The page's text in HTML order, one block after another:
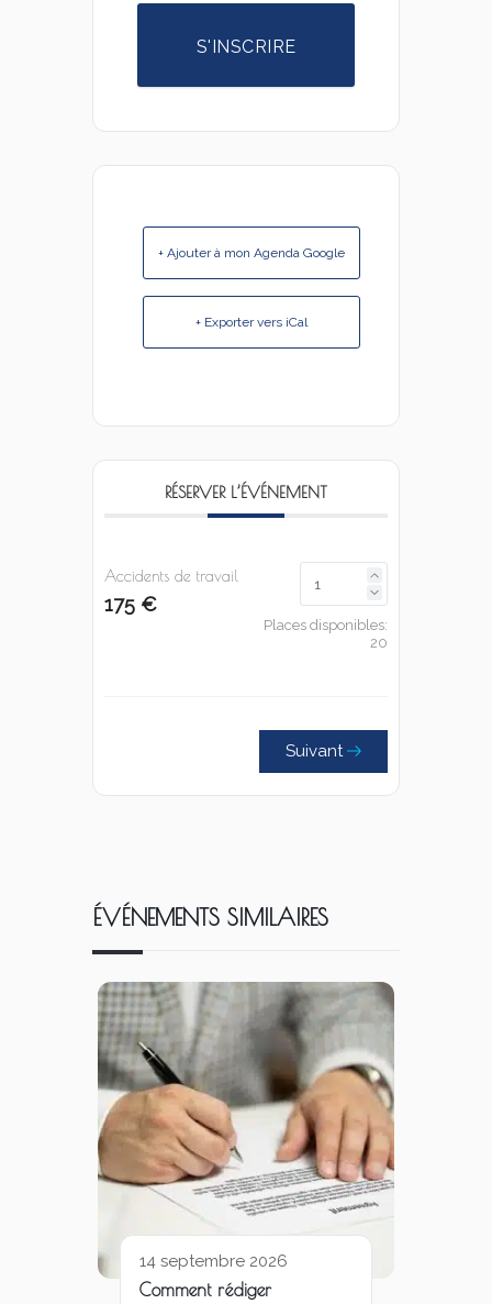
S'INSCRIRE
+ Ajouter à mon Agenda Google
+ Exporter vers iCal
RÉSERVER L’ÉVÉNEMENT
Accidents de travail
175 €
Places disponibles:
20
Suivant
ÉVÉNEMENTS SIMILAIRES
14 septembre 2026
Comment rédiger